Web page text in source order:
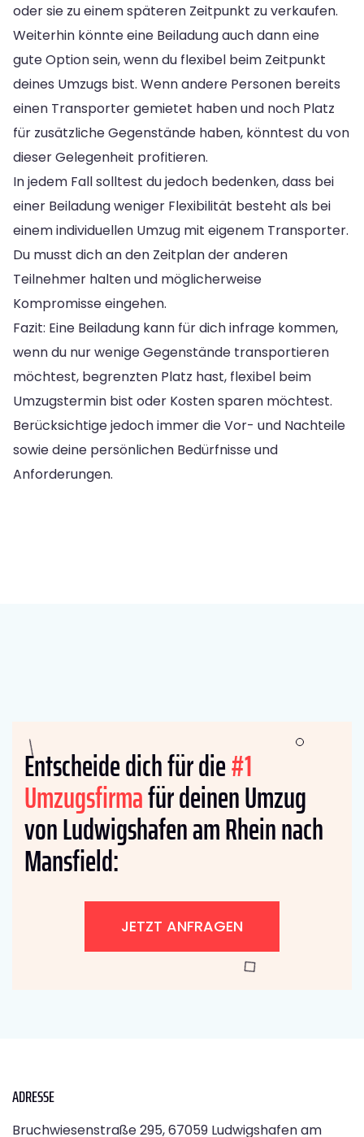
oder sie zu einem späteren Zeitpunkt zu verkaufen.
Weiterhin könnte eine Beiladung auch dann eine
gute Option sein, wenn du flexibel beim Zeitpunkt
deines Umzugs bist. Wenn andere Personen bereits
einen Transporter gemietet haben und noch Platz
für zusätzliche Gegenstände haben, könntest du von
dieser Gelegenheit profitieren.
In jedem Fall solltest du jedoch bedenken, dass bei
einer Beiladung weniger Flexibilität besteht als bei
einem individuellen Umzug mit eigenem Transporter.
Du musst dich an den Zeitplan der anderen
Teilnehmer halten und möglicherweise
Kompromisse eingehen.
Fazit: Eine Beiladung kann für dich infrage kommen,
wenn du nur wenige Gegenstände transportieren
möchtest, begrenzten Platz hast, flexibel beim
Umzugstermin bist oder Kosten sparen möchtest.
Berücksichtige jedoch immer die Vor- und Nachteile
sowie deine persönlichen Bedürfnisse und
Anforderungen.
Entscheide dich für die#1
Umzugsfirmafür deinen Umzug
von Ludwigshafen am Rhein nach
Mansfield:
JETZT ANFRAGEN
ADRESSE
Bruchwiesenstraße 295, 67059 Ludwigshafen am